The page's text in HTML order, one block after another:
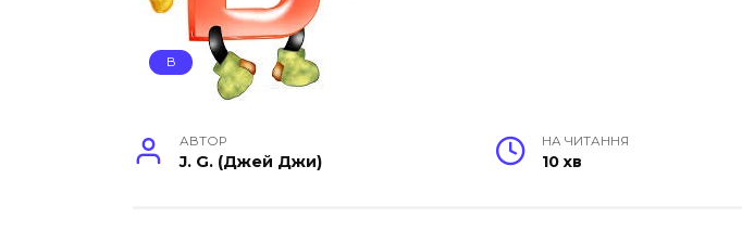
В
АВТОР
J. G. (Джей Джи)
НА ЧИТАННЯ
10 хв